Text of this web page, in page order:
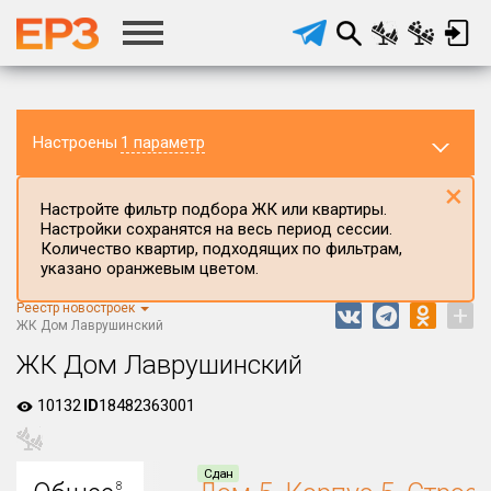
Настроены 1 параметр
Регион ЖК
Все
Населённый пункт
Настройте фильтр подбора ЖК или квартиры.
Настройки сохранятся на весь период сессии.
Количество квартир, подходящих по фильтрам,
указано оранжевым цветом.
×
Реестр новостроек
ЖК Дом Лаврушинский
+
ЖК Дом Лаврушинский
10132ID18482363001
8
Сдан